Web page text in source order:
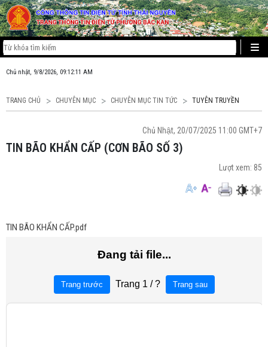
Chủ nhật, 9/8/2026, 09:12:11 AM
TRANG CHỦ CHUYÊN MỤC CHUYÊN MỤC TIN TỨC TUYÊN TRUYỀN
Chủ Nhật, 20/07/2025 11:00 GMT+7
TIN BÃO KHẨN CẤP (CƠN BÃO SỐ 3)
Lượt xem: 85
TIN BÃO KHẨN CẤP.pdf